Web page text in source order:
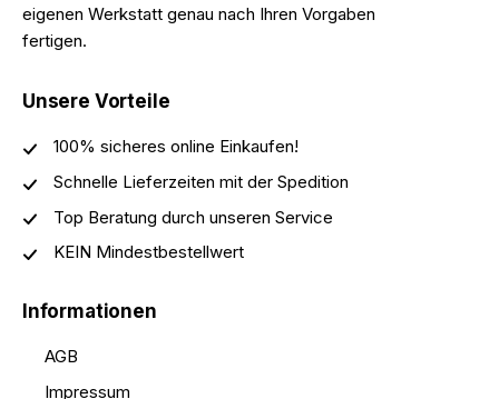
eigenen Werkstatt genau nach Ihren Vorgaben
fertigen.
Unsere Vorteile
100% sicheres online Einkaufen!
Schnelle Lieferzeiten mit der Spedition
Top Beratung durch unseren Service
KEIN Mindestbestellwert
Informationen
AGB
Impressum